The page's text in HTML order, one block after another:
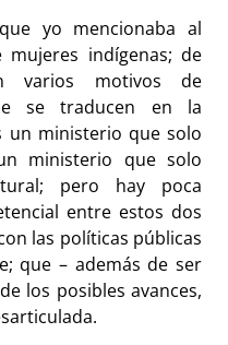
yo mencionaba al
indígenas; de
varios motivos de
se traducen en la
un ministerio que solo
ministerio que solo
pero hay poca
entre estos dos
las políticas públicas
que – además de ser
los posibles avances,